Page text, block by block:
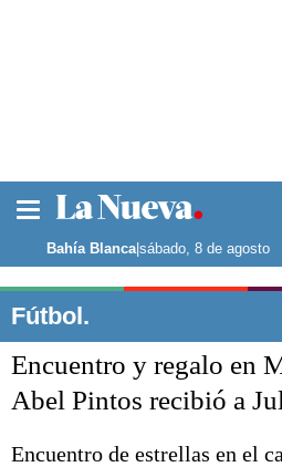
Noticias
La
Punta
El
Deportes
Bahía Blanca|sábado, 8 de agosto
Fútbol.
Encuentro y regalo en
Abel Pintos recibió a
Encuentro de estrellas en el